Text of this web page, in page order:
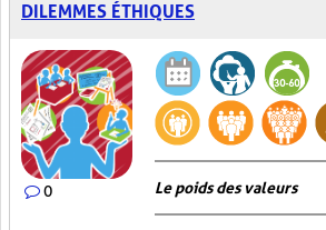
DILEMMES ÉTHIQUES
0 Le poids des valeurs